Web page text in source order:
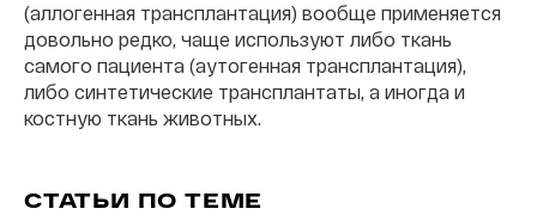
(аллогенная трансплантация) вообще применяется
довольно редко, чаще используют либо ткань
самого пациента (аутогенная трансплантация),
либо синтетические трансплантаты, а иногда и
костную ткань животных.
СТАТЬИ ПО ТЕМЕ